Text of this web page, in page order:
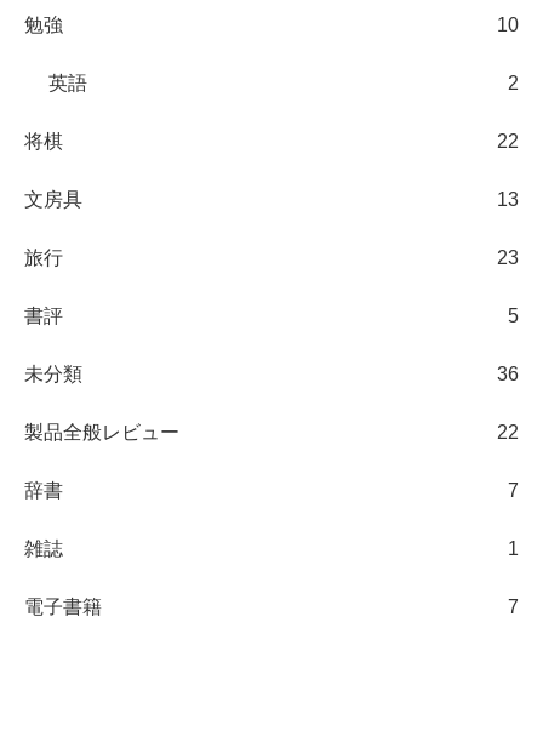
勉強 10
英語 2
将棋 22
文房具 13
旅行 23
書評 5
未分類 36
製品全般レビュー 22
辞書 7
雑誌 1
電子書籍 7